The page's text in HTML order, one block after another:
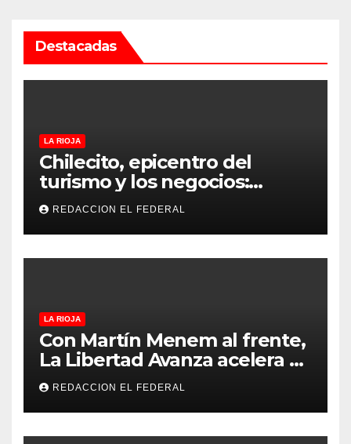
Destacadas
LA RIOJA
Chilecito, epicentro del
turismo y los negocios:
arranca la Expo que promete
revolucionar la economía
regional en un evento sin
precedentes en La Rioja
REDACCION EL FEDERAL
LA RIOJA
Con Martín Menem al frente,
La Libertad Avanza acelera su
despliegue en La Rioja y
desembarcó en Aimogasta
REDACCION EL FEDERAL